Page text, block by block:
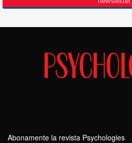
Abonamente la revista Psychologies